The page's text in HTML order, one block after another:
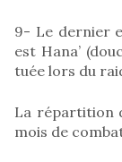
9- Le dernier
est Hana’
tuée lors du
La répartition
mois de